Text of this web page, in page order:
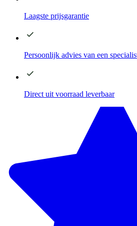
Laagste prijsgarantie
Persoonlijk advies van een
Direct uit voorraad leverbaar